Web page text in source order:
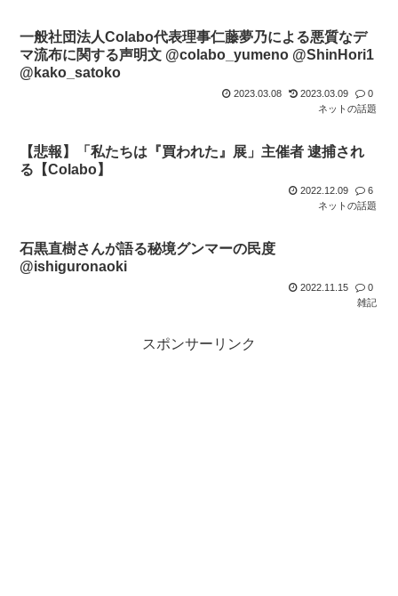
一般社団法人Colabo代表理事仁藤夢乃による悪質なデ
マ流布に関する声明文 @colabo_yumeno @ShinHori1
@kako_satoko
2023.03.08 2023.03.09
0
ネットの話題
【悲報】「私たちは『買われた』展」主催者 逮捕され
る【Colabo】
2022.12.09
6
ネットの話題
石黒直樹さんが語る秘境グンマーの民度
@ishiguronaoki
2022.11.15
0
雑記
スポンサーリンク